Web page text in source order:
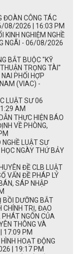
ĐOÀN CÔNG TÁC
08/2026 | 16:03 PM
KINH NGHIỆM NGHỀ
NGÃI - 06/08/2026
BẮT BUỘC "KỸ
TRỌNG TÀI"
PHỐI HỢP
(VIAC) -
LUẬT SƯ 06
AM
THỰC HIỆN BÁO
VỀ PHÒNG,
LUẬT SƯ
NGÀY THỨ BẢY
ĐỀ CLB LUẬT
VẤN ĐỀ PHÁP LÝ
SÁP NHẬP
BỒI DƯỠNG BẮT
CHÍNH TRỊ, ĐẠO
PHÁT NGÔN CỦA
THÔNG VÀ
17:09 PM
HOẠT ĐỘNG
| 19:17 PM